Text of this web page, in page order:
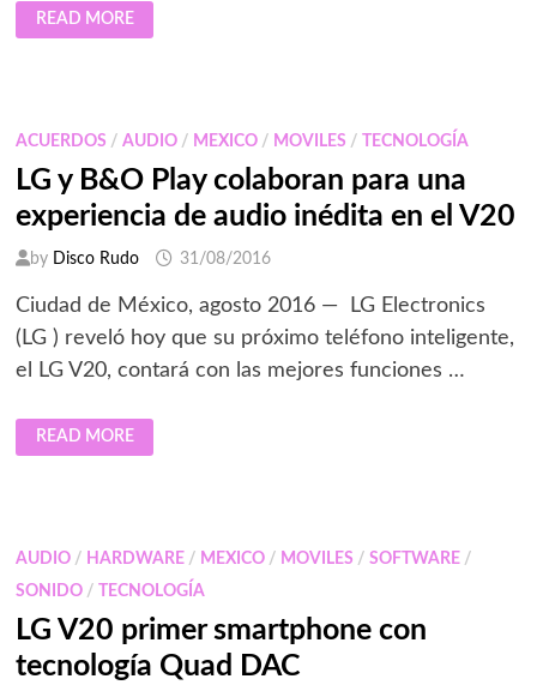
NUEVA
LG
OLED
READ MORE
ACUERDOS / AUDIO/ MEXICO/ MOVILES / TECNOLOGÍA
LG y B&O Play colaboran para una
experiencia de audio inédita en el V20
by Disco Rudo 31/08/2016
Ciudad de México, agosto 2016 — LG Electronics
(LG ) reveló hoy que su próximo teléfono inteligente,
el LG V20, contará con las mejores funciones …
LG
Y
B&O
DE
INÉDITA
EL
READ MORE
AUDIO/ HARDWARE/ MEXICO/ MOVILES / SOFTWARE/
SONIDO/ TECNOLOGÍA
LG V20 primer smartphone con
tecnología Quad DAC